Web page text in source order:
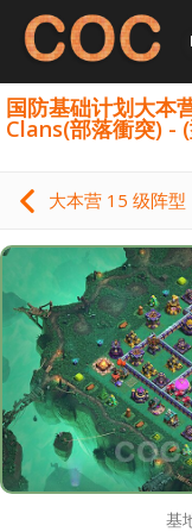
国防基础计划大本
Clans(部落衝突) -
大本营 15 级阵型
基